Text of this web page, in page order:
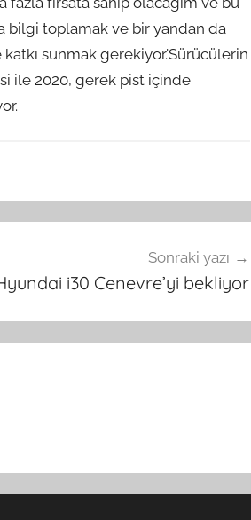
bilgi toplamak ve bir yandan da
sunmak gerekiyor.'Sürücülerin
ile 2020, gerek pist içinde
Sonraki yazı
i30 Cenevre’yi bekliyor